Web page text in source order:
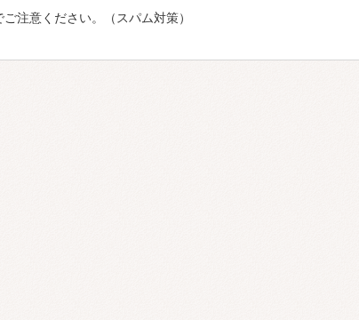
注意ください。（スパム対策）